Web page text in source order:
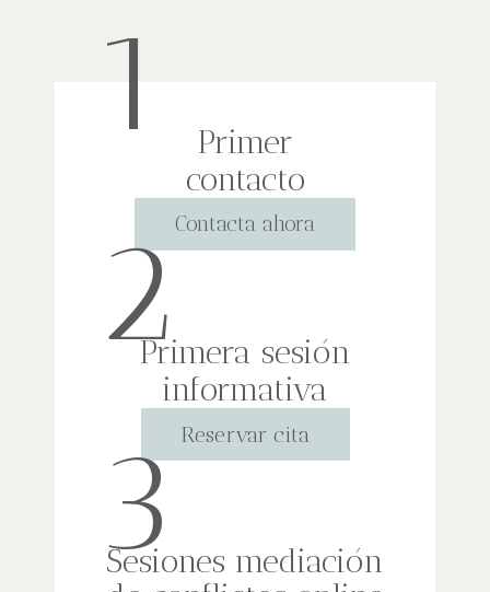
1
Primer
contacto
Contacta ahora
2Primera sesión
informativa
Reservar cita
3
Sesiones mediación